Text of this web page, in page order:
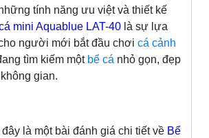
tính năng ưu việt và thiết kế
mini Aquablue LAT-40 là sự lựa
người mới bắt đầu chơi cá cảnh
tìm kiếm một bể cá nhỏ gọn, đẹp
gian.
đây là một bài đánh giá chi tiết về Bể